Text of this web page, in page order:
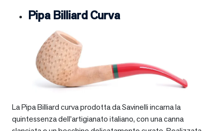
Pipa Billiard Curva
La Pipa Billiard curva prodotta da Savinelli incarna la
quintessenza dell’artigianato italiano, con una canna